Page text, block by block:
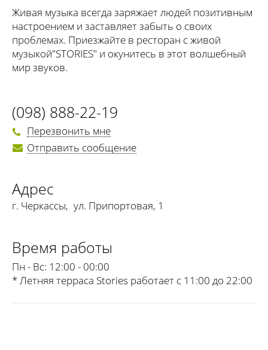
Живая музыка всегда заряжает людей позитивным
настроением и заставляет забыть о своих
проблемах. Приезжайте в ресторан с живой
музыкой"STORIES" и окунитесь в этот волшебный
мир звуков.
(098) 888-22-19
Перезвонить мне
Отправить сообщение
Адрес
г. Черкассы, ул. Припортовая, 1
Время работы
Пн - Вс: 12:00 - 00:00
* Летняя терраса Stories работает с 11:00 до 22:00